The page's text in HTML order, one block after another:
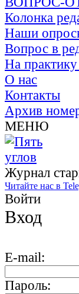
Колонка
Наши
Вопрос в
На
О нас
Контакты
Архив
МЕНЮ
Журнал
Читайте нас в
Войти
Вход
E-mail:
Пароль: